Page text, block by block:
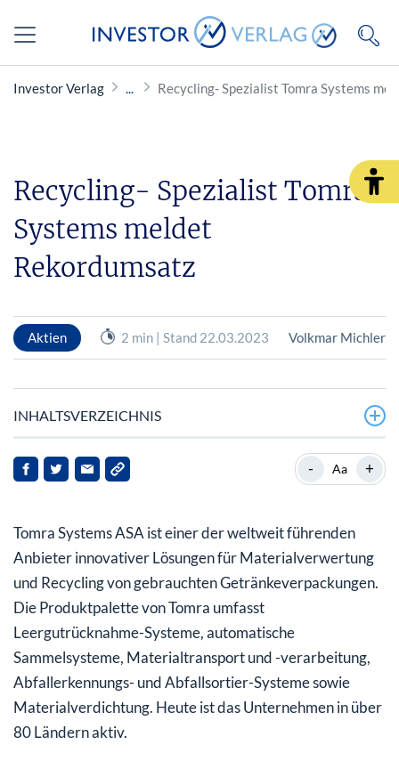
Investor Verlag Recycling- Spezialist Tomra Systems
Recycling- Spezialist Tomra
Systems meldet
Rekordumsatz
Aktien 2 min | Stand 22.03.2023 Volkmar Michler
INHALTSVERZEICHNIS
Neuer Umsatzrekord im letzten Quartal
Zu hohes KGV: Mehrheit der Analysten empfiehlt
keinen Kauf
- Aa +
Tomra Systems ASA ist einer der weltweit führenden
Anbieter innovativer Lösungen für Materialverwertung
und Recycling von gebrauchten Getränkeverpackungen.
Die Produktpalette von Tomra umfasst
Leergutrücknahme-Systeme, automatische
Sammelsysteme, Materialtransport und -verarbeitung,
Abfallerkennungs- und Abfallsortier-Systeme sowie
Materialverdichtung. Heute ist das Unternehmen in über
80 Ländern aktiv.